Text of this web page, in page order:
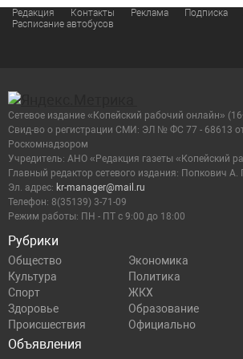
Редакция Контакты Реклама Подписка
Расписание автобусов
Рубрики
Общество
Экономика
Культура
Политика
Спорт
ЖКХ
Здоровье
Образование
Происшествия
Официально
Объявления
Сетевое издание «Копейский рабочий онлайн»
Cвид-во о регистрации СМИ: ЭЛ № ФС 77 - 68613
Роскомнадзором
Учредитель: АНО «Редакция газеты «Копейский
Главный редактор сетевого издания: Попкович А.
Эл. адрес: kr-manager@mail.ru
Телефон: 8(35139) 3-71-09
Режим работы: ПН - ПТ с 9:00 до 18:00